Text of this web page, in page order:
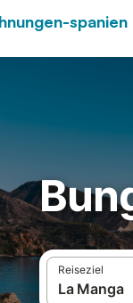
spanien
Reiseziel